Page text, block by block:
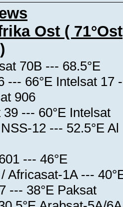
Ost ( 71°Ost
70B --- 68.5°E
--- 66°E Intelsat 17
906
39 --- 60°E Intelsat
12 --- 52.5°E Al
--- 46°E
Africasat-1A ---
--- 38°E Paksat